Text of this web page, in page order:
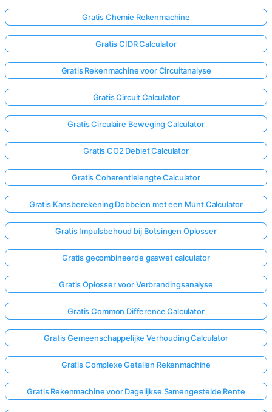
Gratis Chemie Rekenmachine
Gratis CIDR Calculator
Gratis Rekenmachine voor Circuitanalyse
Gratis Circuit Calculator
Gratis Circulaire Beweging Calculator
Gratis CO2 Debiet Calculator
Gratis Coherentielengte Calculator
Gratis Kansberekening Dobbelen met een Munt Calculator
Gratis Impulsbehoud bij Botsingen Oplosser
Gratis gecombineerde gaswet calculator
Gratis Oplosser voor Verbrandingsanalyse
Gratis Common Difference Calculator
Gratis Gemeenschappelijke Verhouding Calculator
Gratis Complexe Getallen Rekenmachine
Gratis Rekenmachine voor Dagelijkse Samengestelde Rente